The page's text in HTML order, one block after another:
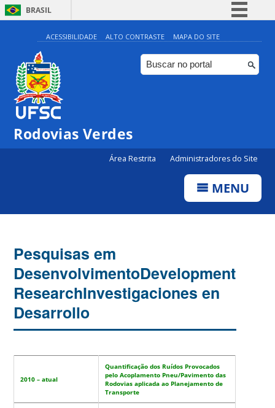
BRASIL
Simplifique!
Comunica BR
Participe
ACESSIBILIDADE ALTO CONTRASTE MAPA DO SITE
Rodovias Verdes
Área Restrita Administradores do Site
MENU
Pesquisas em
DesenvolvimentoDevelopment
ResearchInvestigaciones en
Desarrollo
2010 – atual
Quantificação dos Ruídos Provocados
pelo Acoplamento Pneu/Pavimento das
Rodovias aplicada ao Planejamento de
Transporte